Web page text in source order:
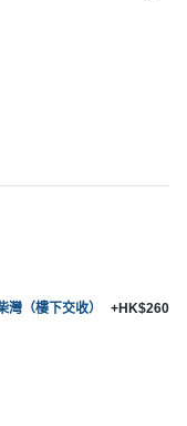
（樓下交收） +HK$260